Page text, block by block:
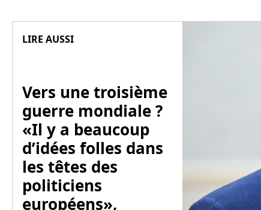
LIRE AUSSI
Vers une troisième
guerre mondiale ?
«Il y a beaucoup
d’idées folles dans
les têtes des
politiciens
européens»,